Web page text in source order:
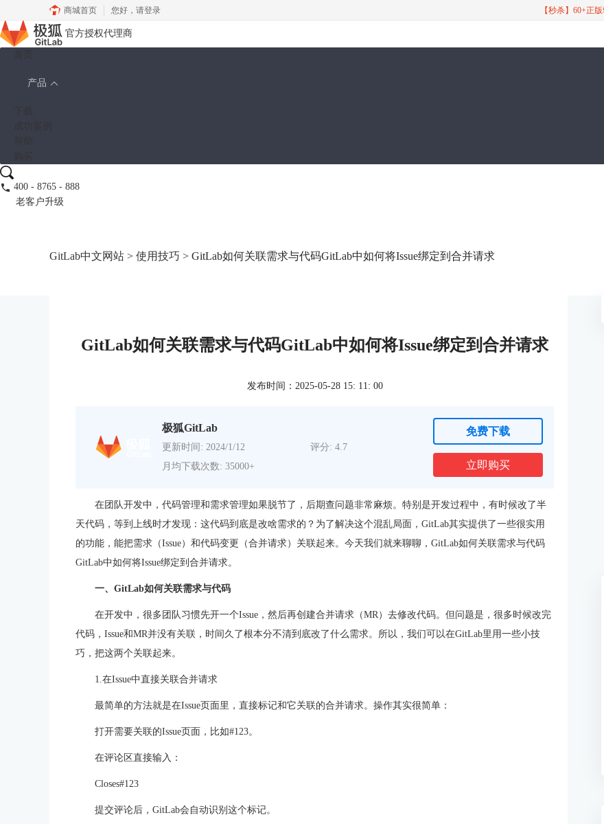
商城首页 您好， 请登录 【秒杀】60+正
官方授权代理商
产品
400 - 8765 - 888
老客户升级
GitLab中文网站 > 使用技巧 > GitLab如何关联需求与代码GitLab中如何将Issue绑定到合并请求
GitLab如何关联需求与代码GitLab中如何将Issue绑定到合并请求
发布时间：2025-05-28 15: 11: 00
极狐GitLab
更新时间: 2024/1/12
评分: 4.7
月均下载次数: 35000+
免费下载
立即购买
在团队开发中，代码管理和需求管理如果脱节了，后期查问题非常麻烦。特别是开发过程中，有时候改了半
天代码，等到上线时才发现：这代码到底是改啥需求的？为了解决这个混乱局面， GitLab其实提供了一些很实用
的功能，能把需求（Issue）和代码变更（合并请求）关联起来。今天我们就来聊聊，GitLab如何关联需求与代码
GitLab中如何将Issue绑定到合并请求。
一、GitLab如何关联需求与代码
在开发中，很多团队习惯先开一个Issue，然后再创建合并请求（MR）去修改代码。但问题是，很多时候改完
代码，Issue和MR并没有关联，时间久了根本分不清到底改了什么需求。所以，我们可以在GitLab里用一些小技
巧，把这两个关联起来。
1.在Issue中直接关联合并请求
最简单的方法就是在Issue页面里，直接标记和它关联的合并请求。操作其实很简单：
打开需要关联的Issue页面，比如#123。
在评论区直接输入：
Closes#123
提交评论后，GitLab会自动识别这个标记。